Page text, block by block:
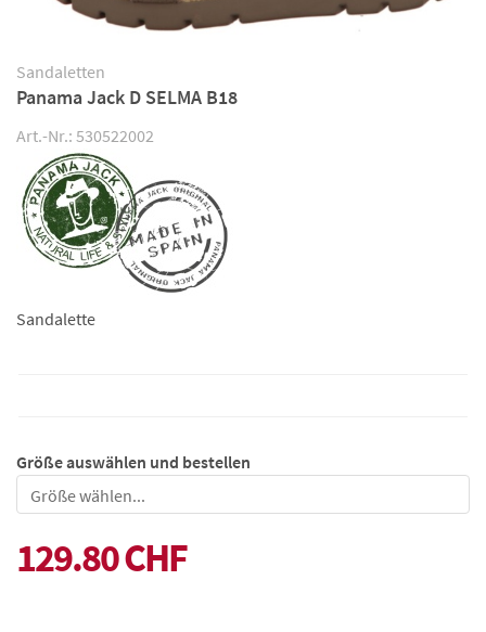
Sandaletten
Panama Jack D SELMA B18
Art.-Nr.: 530522002
Sandalette
Größe auswählen und bestellen
Größe
129.80 CHF